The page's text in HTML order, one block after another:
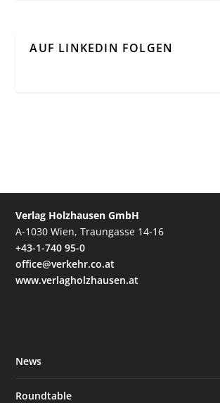
AUF LINKEDIN FOLGEN
Verlag Holzhausen GmbH
A-1030 Wien, Traungasse 14-16
+43-1-740 95-0
office@verkehr.co.at
www.verlagholzhausen.at
News
Roundtable